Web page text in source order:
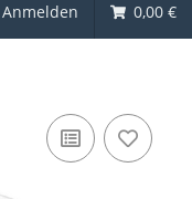
Anmelden 0,00 €